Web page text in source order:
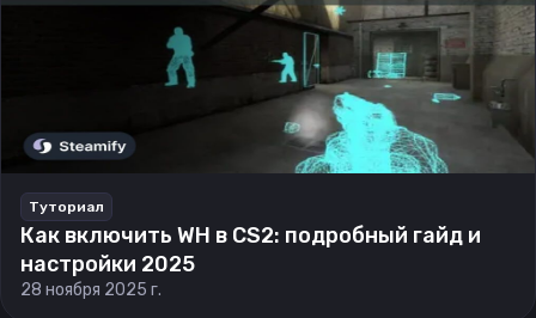
Туториал
Как включить WH в CS2: подробный гайд и
настройки 2025
28 ноября 2025 г.